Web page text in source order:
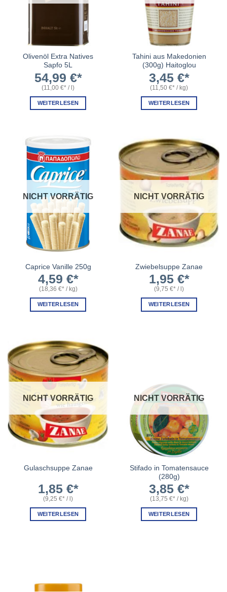
Olivenöl Extra Natives
Sapfo 5L
54,99 €
(11,00 € / )
WEITERLESEN
Tahini aus Makedonien
(300g) Haitoglou
3,45 €
(11,50 € / kg)
WEITERLESEN
NICHT VORRÄTIG
Caprice Vanille 250g
4,59 €
(18,36 € / kg)
WEITERLESEN
NICHT VORRÄTIG
Zwiebelsuppe Zanae
1,95 €
(9,75 € / )
WEITERLESEN
NICHT VORRÄTIG
Gulaschsuppe Zanae
1,85 €
(9,25 € / )
WEITERLESEN
NICHT VORRÄTIG
Stifado in Tomatensauce
(280g)
3,85 €
(13,75 € / kg)
WEITERLESEN